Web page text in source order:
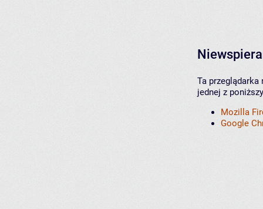
Ta
jednej z
Mozilla
Google